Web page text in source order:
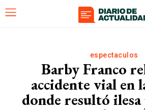
espectaculos
Barby Franco
accidente vial en
donde resultó